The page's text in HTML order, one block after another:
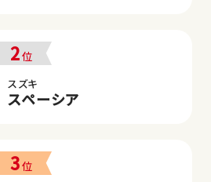
2位
スズキ
スペーシア
3位